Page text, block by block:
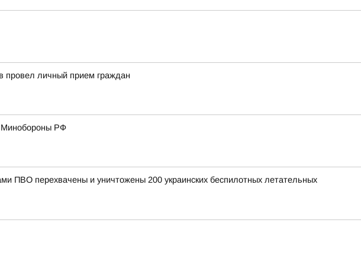
провел личный прием граждан
Минобороны РФ
ПВО перехвачены и уничтожены 200 украинских беспилотных летательных